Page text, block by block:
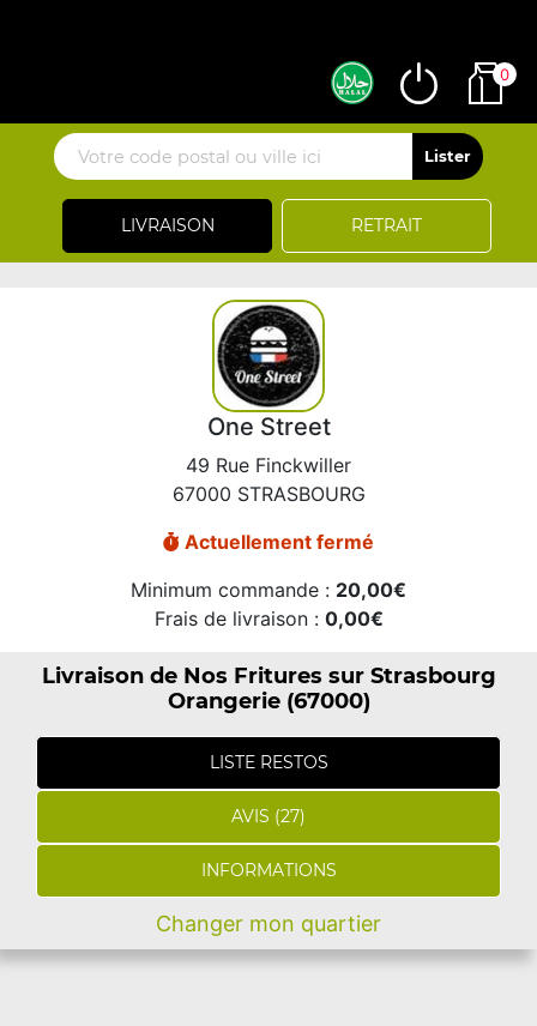
LIVRAISON RETRAIT
0
One Street
49 Rue Finckwiller
67000 STRASBOURG
Actuellement fermé
Minimum commande : 20,00€
Frais de livraison : 0,00€
Livraison de Nos Fritures sur Strasbourg
Orangerie (67000)
LISTE RESTOS
AVIS (27)
INFORMATIONS
Changer mon quartier